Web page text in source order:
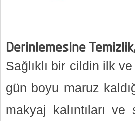
Derinlemesine
Sağlıklı bir cildin ilk
gün boyu maruz
makyaj kalıntıları